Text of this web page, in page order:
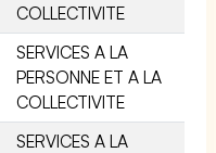
COLLECTIVITE
SERVICES A LA
PERSONNE ET A LA
COLLECTIVITE
SERVICES A LA